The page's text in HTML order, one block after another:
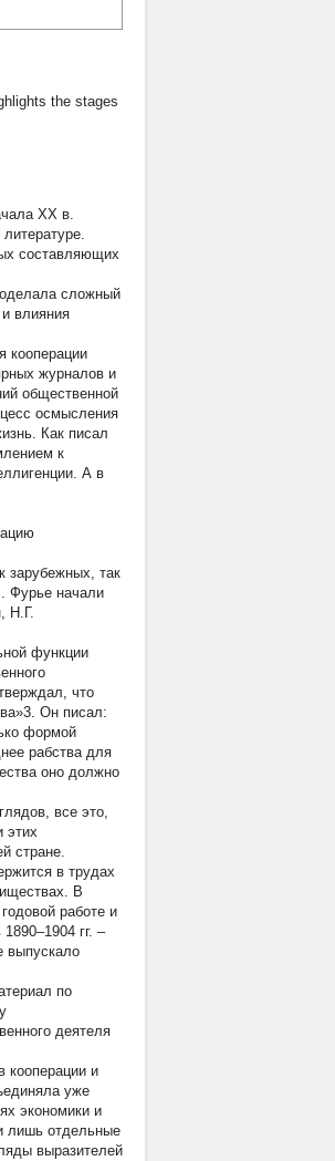
the stages
ХХ в.
составляющих
сложный
влияния
кооперации
журналов и
общественной
осмысления
Как писал
к
А в
зарубежных, так
Фурье начали
Н.Г.
функции
что
Он писал:
формой
рабства для
оно должно
все это,
этих
стране.
в трудах
В
работе и
гг. –
выпускало
по
деятеля
кооперации и
уже
экономики и
лишь отдельные
выразителей